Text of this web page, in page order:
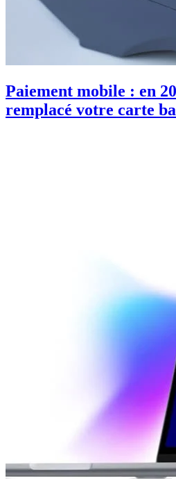
Paiement mobile : en
remplacé votre carte